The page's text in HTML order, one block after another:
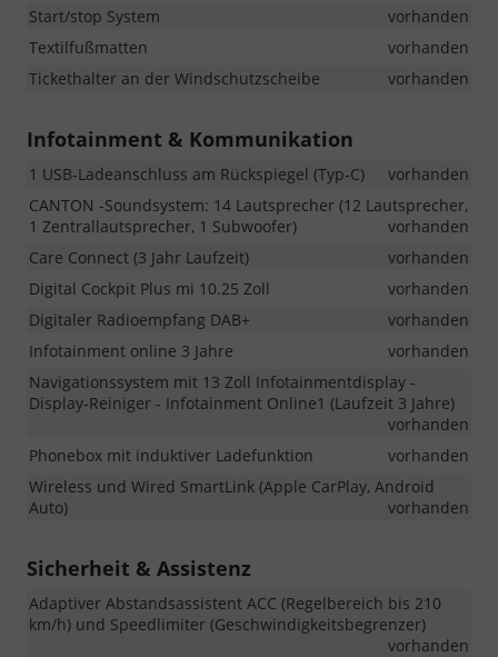
Start/stop System
vorhanden
Textilfußmatten
vorhanden
Tickethalter an der Windschutzscheibe
vorhanden
Infotainment & Kommunikation
1 USB-Ladeanschluss am Rückspiegel (Typ-C)
vorhanden
CANTON -Soundsystem: 14 Lautsprecher (12 Lautsprecher,
1 Zentrallautsprecher, 1 Subwoofer)
vorhanden
Care Connect (3 Jahr Laufzeit)
vorhanden
Digital Cockpit Plus mi 10.25 Zoll
vorhanden
Digitaler Radioempfang DAB+
vorhanden
Infotainment online 3 Jahre
vorhanden
Navigationssystem mit 13 Zoll Infotainmentdisplay -
Display-Reiniger - Infotainment Online1 (Laufzeit 3 Jahre)
vorhanden
Phonebox mit induktiver Ladefunktion
vorhanden
Wireless und Wired SmartLink (Apple CarPlay, Android
Auto)
vorhanden
Sicherheit & Assistenz
Adaptiver Abstandsassistent ACC (Regelbereich bis 210
km/h) und Speedlimiter (Geschwindigkeitsbegrenzer)
vorhanden